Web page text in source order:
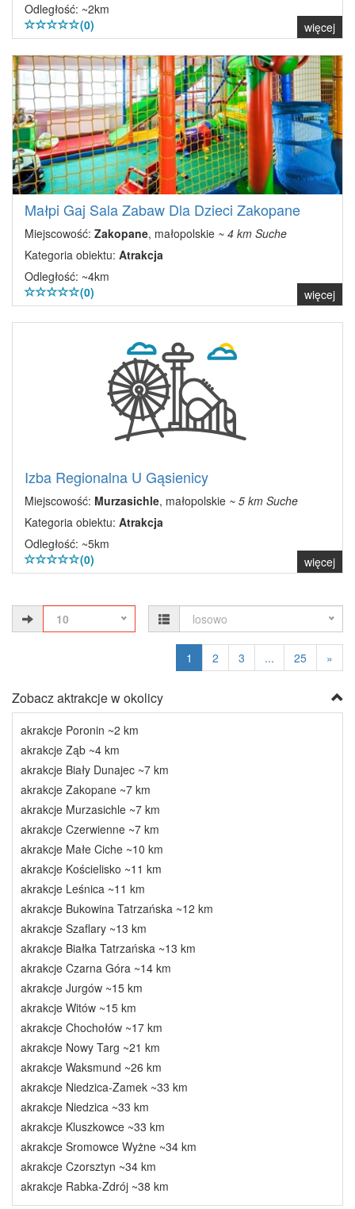
Odległość: ~2km
(0)
więcej
Małpi Gaj Sala Zabaw Dla Dzieci Zakopane
Miejscowość: Zakopane, małopolskie ~ 4 km Suche
Kategoria obiektu: Atrakcja
Odległość: ~4km
(0)
więcej
Izba Regionalna U Gąsienicy
Miejscowość: Murzasichle, małopolskie ~ 5 km Suche
Kategoria obiektu: Atrakcja
Odległość: ~5km
(0)
więcej
10 losowo
1 2 3 ... 25 »
Zobacz aktrakcje w okolicy
akrakcje Poronin ~2 km
akrakcje Ząb ~4 km
akrakcje Biały Dunajec ~7 km
akrakcje Zakopane ~7 km
akrakcje Murzasichle ~7 km
akrakcje Czerwienne ~7 km
akrakcje Małe Ciche ~10 km
akrakcje Kościelisko ~11 km
akrakcje Leśnica ~11 km
akrakcje Bukowina Tatrzańska ~12 km
akrakcje Szaflary ~13 km
akrakcje Białka Tatrzańska ~13 km
akrakcje Czarna Góra ~14 km
akrakcje Jurgów ~15 km
akrakcje Witów ~15 km
akrakcje Chochołów ~17 km
akrakcje Nowy Targ ~21 km
akrakcje Waksmund ~26 km
akrakcje Niedzica-Zamek ~33 km
akrakcje Niedzica ~33 km
akrakcje Kluszkowce ~33 km
akrakcje Sromowce Wyżne ~34 km
akrakcje Czorsztyn ~34 km
akrakcje Rabka-Zdrój ~38 km